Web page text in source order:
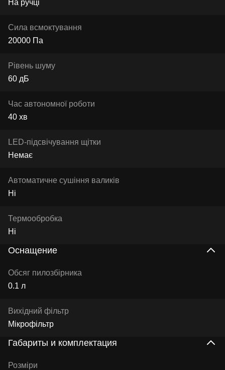
На ручці
Сила всмоктування
20000 Па
Рівень шуму
60 дБ
Час автономної роботи
40 хв
LED-підсвічування щітки
Немає
Автоматичне сушіння валиків
Ні
Термообробка
Ні
Оснащение
Обсяг пилозбірника
0.1 л
Вихідний фільтр
Мікрофільтр
Габариты и комплектация
Розміри